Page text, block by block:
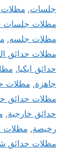
جلسات,
مظلات جلسات
مظلات جلسه,
مظلات حدائق
حدائق ايكيا,
جاهزة, مظلات
مظلات حدائق
حدائق خارجية,
رخيصة, مظلات
مظلات حدائق